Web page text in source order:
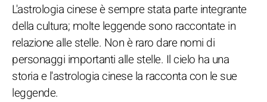
L'astrologia cinese è sempre stata parte integrante
della cultura; molte leggende sono raccontate in
relazione alle stelle. Non è raro dare nomi di
personaggi importanti alle stelle. Il cielo ha una
storia e l'astrologia cinese la racconta con le sue
leggende.